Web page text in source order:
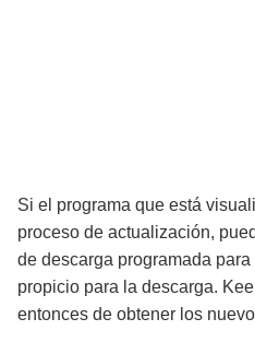
Si el programa que está
proceso de actualización,
de descarga programada
propicio para la descarga.
entonces de obtener los